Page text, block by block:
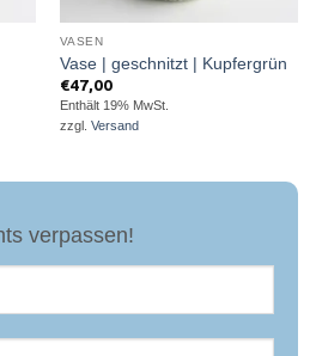
VASEN
Vase | geschnitzt | Kupfergrün
€47,00
Enthält 19% MwSt.
zzgl. Versand
verpassen!